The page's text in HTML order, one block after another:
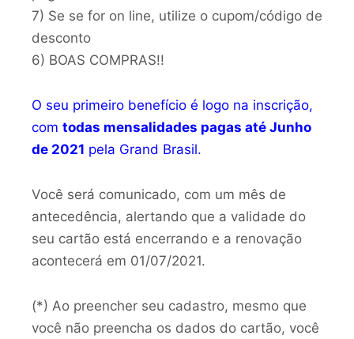
7) Se se for on line, utilize o cupom/código de
desconto
6) BOAS COMPRAS!!
O seu primeiro benefício é logo na inscrição,
com todas mensalidades pagas até Junho
de 2021 pela Grand Brasil.
Você será comunicado, com um mês de
antecedência, alertando que a validade do
seu cartão está encerrando e a renovação
acontecerá em 01/07/2021.
(*) Ao preencher seu cadastro, mesmo que
você não preencha os dados do cartão, você